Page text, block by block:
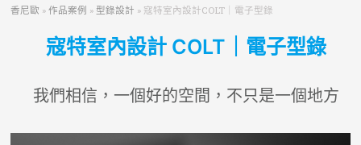
香尼歐 »作品案例 » 型錄設計 » 寇特室內設計COLT｜電子型錄
寇特室內設計 COLT｜電子型錄
我們相信，一個好的空間，不只是一個地方